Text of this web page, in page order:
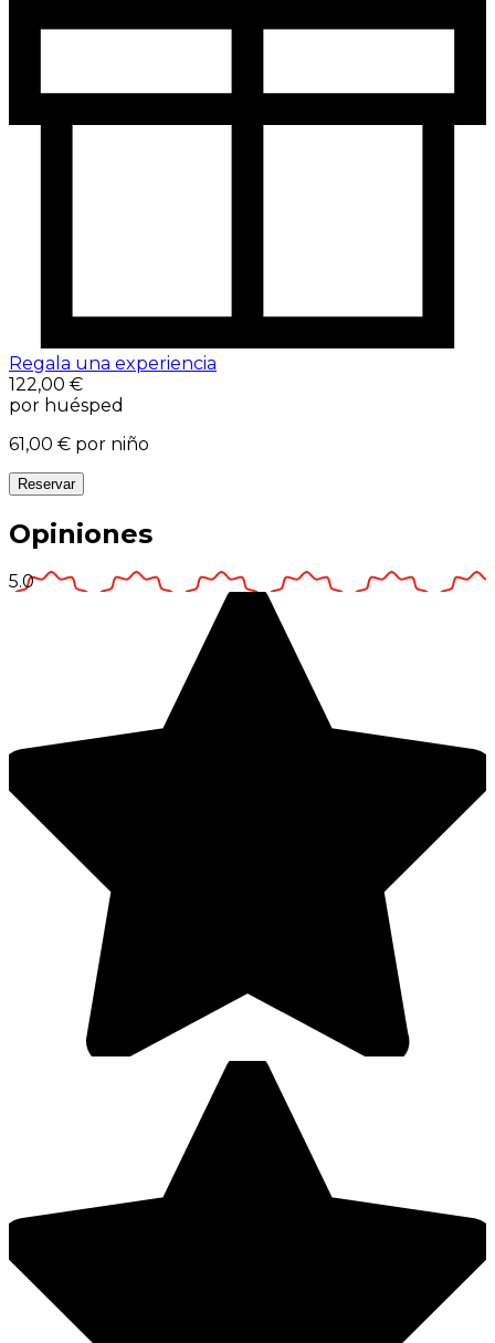
Regala una experiencia
122,00 €
por huésped
61,00 € por niño
Reservar
Opiniones
5.0